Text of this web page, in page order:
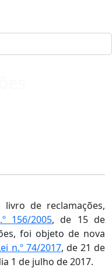
de reclamações,
156/2005, de 15 de
foi objeto de nova
n.º 74/2017, de 21 de
1 de julho de 2017.